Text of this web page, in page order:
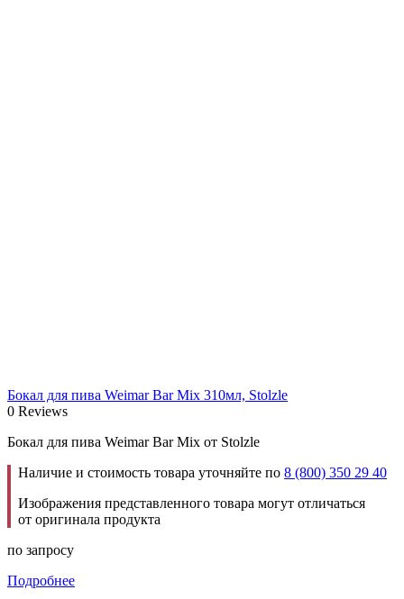
Бокал для пива Weimar Bar Mix 310мл, Stolzle
0 Reviews
Бокал для пива Weimar Bar Mix от Stolzle
Наличие и стоимость товара уточняйте по 8 (800) 350 29 40
Изображения представленного товара могут отличаться
от оригинала продукта
по запросу
Подробнее